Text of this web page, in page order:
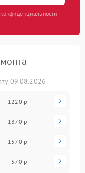
09.08.2026
1220 р
1870 р
1570 р
570 р